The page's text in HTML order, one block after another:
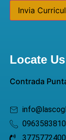
Invia
Locate Us
Contrada
0963583810
3775772400